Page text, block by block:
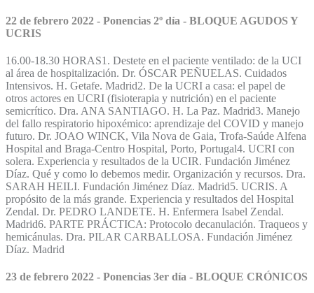
22 de febrero 2022 - Ponencias 2º día - BLOQUE AGUDOS Y
UCRIS
16.00-18.30 HORAS1. Destete en el paciente ventilado: de la UCI
al área de hospitalización. Dr. ÓSCAR PEÑUELAS. Cuidados
Intensivos. H. Getafe. Madrid2. De la UCRI a casa: el papel de
otros actores en UCRI (fisioterapia y nutrición) en el paciente
semicrítico. Dra. ANA SANTIAGO. H. La Paz. Madrid3. Manejo
del fallo respiratorio hipoxémico: aprendizaje del COVID y manejo
futuro. Dr. JOAO WINCK, Vila Nova de Gaia, Trofa-Saúde Alfena
Hospital and Braga-Centro Hospital, Porto, Portugal4. UCRI con
solera. Experiencia y resultados de la UCIR. Fundación Jiménez
Díaz. Qué y como lo debemos medir. Organización y recursos. Dra.
SARAH HEILI. Fundación Jiménez Díaz. Madrid5. UCRIS. A
propósito de la más grande. Experiencia y resultados del Hospital
Zendal. Dr. PEDRO LANDETE. H. Enfermera Isabel Zendal.
Madrid6. PARTE PRÁCTICA: Protocolo decanulación. Traqueos y
hemicánulas. Dra. PILAR CARBALLOSA. Fundación Jiménez
Díaz. Madrid
23 de febrero 2022 - Ponencias 3er día - BLOQUE CRÓNICOS